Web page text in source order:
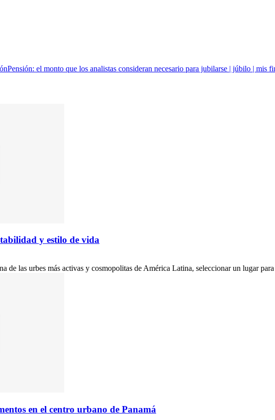
Pensión: el monto que los analistas consideran necesario para jubilarse | júbilo | mis
y estilo de vida
de las urbes más activas y cosmopolitas de América Latina, seleccionar un lugar
en el centro urbano de Panamá